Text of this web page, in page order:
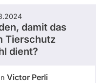
damit das
Tierschutz
dient?
Victor Perli